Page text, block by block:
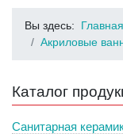
Вы здесь: Главная
Акриловые
Каталог
Санитарная